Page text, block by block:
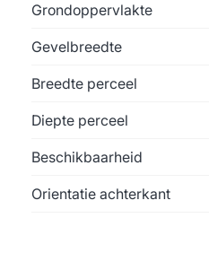
Grondoppervlakte
Gevelbreedte
Breedte perceel
Diepte perceel
Beschikbaarheid
Orientatie achterkant